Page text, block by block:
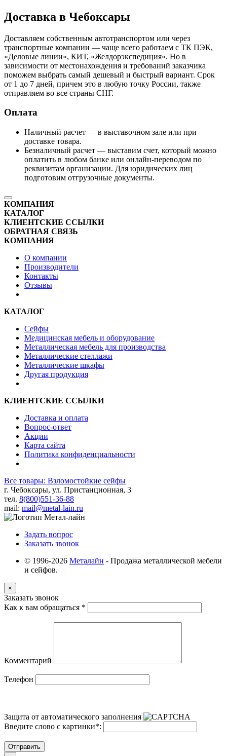
Доставка в Чебоксары
Доставляем собственным автотранспортом или через
транспортные компании — чаще всего работаем с ТК ПЭК,
«Деловые линии», КИТ, «Желдорэкспедиция». Но в
зависимости от местонахождения и требований заказчика
поможем выбрать самый дешевый и быстрый вариант. Срок
от 1 до 7 дней, причем это в любую точку России, также
отправляем во все страны СНГ.
Оплата
Наличный расчет — в выставочном зале или при
доставке товара.
Безналичный расчет — выставим счет, который можно
оплатить в любом банке или онлайн-переводом по
реквизитам организации. Для юридических лиц
подготовим отгрузочные документы.
КОМПАНИЯ
КАТАЛОГ
КЛИЕНТСКИЕ ССЫЛКИ
ОБРАТНАЯ СВЯЗЬ
КОМПАНИЯ
О компании
Производители
Контакты
Отзывы
КАТАЛОГ
Сейфы
Медицинская мебель и оборудование
Металлическая мебель для производства
Металлические стеллажи
Металлические шкафы
Другая продукция
КЛИЕНТСКИЕ ССЫЛКИ
Доставка и оплата
Вопрос-ответ
Акции
Карта сайта
Политика конфиденциальности
Все товары: Взломостойкие сейфы
г. Чебоксары, ул. Пристанционная, 3
тел. 8(800)551-36-88
mail: mail@metal-lain.ru
Задать вопрос
Заказать звонок
© 1996-2026 Металайн - Продажа металлической мебели
и сейфов.
×
Заказать звонок
Как к вам обращаться *
Комментарий
Телефон
Защита от автоматического заполнения
Введите слово с картинки*:
Отправить